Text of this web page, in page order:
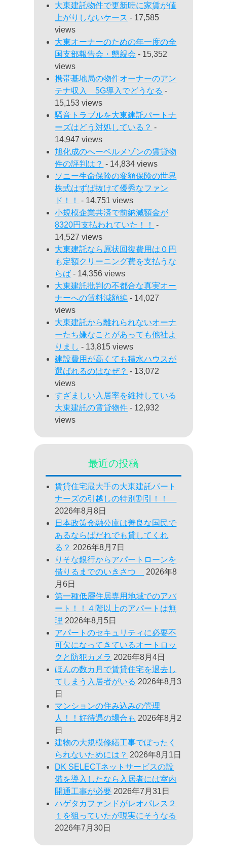
大東建託物件で更新時に家賃が値
上がりしないケース - 17,585
views
大東オーナーのための年一度の全
国支部報告会・懇親会 - 15,352
views
携帯基地局の物件オーナーのアン
テナ収入 5G導入でどうなる -
15,153 views
騒音トラブルを大東建託パートナ
ーズはどう対処している？ -
14,947 views
旭化成のへーベルメゾンの賃貸物
件の評判は？ - 14,834 views
ソニー生命保険の変額保険の世界
株式はずば抜けて優秀なファン
ド！！
- 14,751 views
小規模企業共済で前納減額金が
8320円支払われていた！！
-
14,527 views
大東建託なら原状回復費用は０円
も定額クリーニング費を支払うな
らば - 14,356 views
大東建託批判の不都合な真実オー
ナーへの賃料減額編 - 14,027
views
大東建託から離れられないオーナ
ーたち嫌なことがあっても他社よ
りまし - 13,815 views
建設費用が高くても積水ハウスが
選ばれるのはなぜ？ - 13,072
views
すざましい入居率を維持している
大東建託の賃貸物件 - 12,932
views
最近の投稿
賃貸住宅最大手の大東建託パート
ナーズの引越しの特別割引！！
2026年8月8日
日本政策金融公庫は善良な国民で
あるならばだれでも貸してくれ
る？ 2026年8月7日
りそな銀行からアパートローンを
借りるまでのいきさつ
2026年8
月6日
第一種低層住居専用地域でのアパ
ート！！４階以上のアパートは無
理 2026年8月5日
アパートのセキュリティに必要不
可欠になってきているオートロッ
クと防犯カメラ 2026年8月4日
ほんの数カ月で賃貸住宅を退去し
てしまう入居者がいる 2026年8月3
日
マンションの住み込みの管理
人！！好待遇の場合も 2026年8月2
日
建物の大規模修繕工事でぼったく
られないためには？ 2026年8月1日
DK SELECTネットサービスの設
備を導入したなら入居者には室内
開通工事が必要 2026年7月31日
ハゲタカファンドがレオパレス２
１を狙っていたが現実にそうなる
2026年7月30日